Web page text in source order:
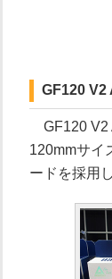
GF120 V2
GF120 V2
120mmサイ
ードを採用